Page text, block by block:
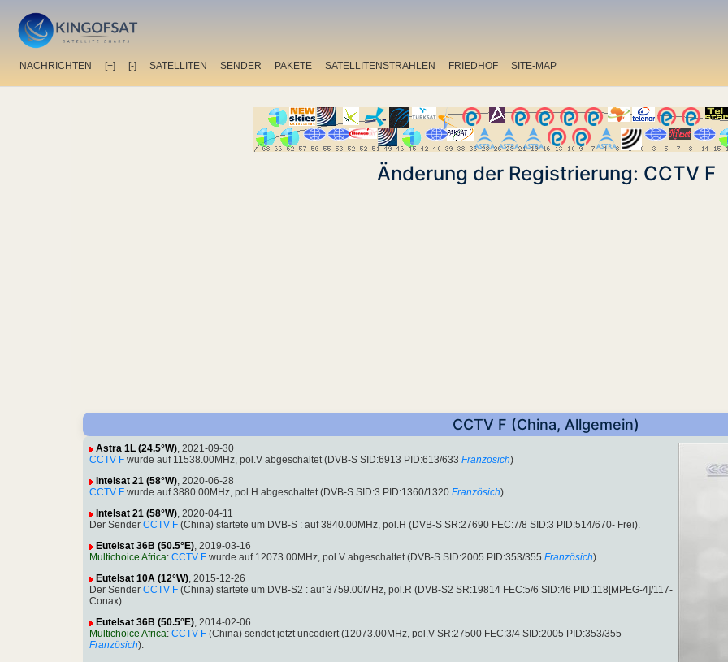
NACHRICHTEN [+] [-] SATELLITEN SENDER PAKETE SATELLITENSTRAHLEN FRIEDHOF SITE-MAP
Änderung der Registrierung: CCTV F
CCTV F (China, Allgemein)
Astra 1L (24.5°W), 2021-09-30
CCTV F wurde auf 11538.00MHz, pol.V abgeschaltet (DVB-S SID:6913 PID:613/633 Französich)
Intelsat 21 (58°W), 2020-06-28
CCTV F wurde auf 3880.00MHz, pol.H abgeschaltet (DVB-S SID:3 PID:1360/1320 Französich)
Intelsat 21 (58°W), 2020-04-11
Der Sender CCTV F (China) startete um DVB-S : auf 3840.00MHz, pol.H (DVB-S SR:27690 FEC:7/8 SID:3 PID:514/670- Frei).
Eutelsat 36B (50.5°E), 2019-03-16
Multichoice Africa: CCTV F wurde auf 12073.00MHz, pol.V abgeschaltet (DVB-S SID:2005 PID:353/355 Französich)
Eutelsat 10A (12°W), 2015-12-26
Der Sender CCTV F (China) startete um DVB-S2 : auf 3759.00MHz, pol.R (DVB-S2 SR:19814 FEC:5/6 SID:46 PID:118[MPEG-4]/117-
Conax).
Eutelsat 36B (50.5°E), 2014-02-06
Multichoice Africa: CCTV F (China) sendet jetzt uncodiert (12073.00MHz, pol.V SR:27500 FEC:3/4 SID:2005 PID:353/355
Französich).